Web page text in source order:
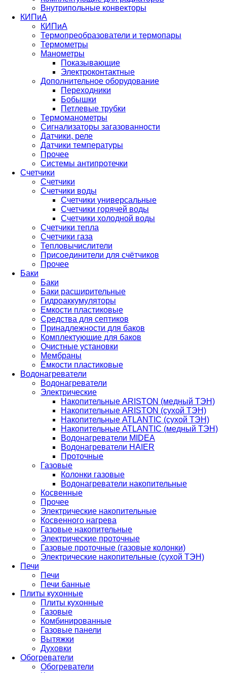
Внутрипольные конвекторы
КИПиА
КИПиА
Термопреобразователи и термопары
Термометры
Манометры
Показывающие
Электроконтактные
Дополнительное оборудование
Переходники
Бобышки
Петлевые трубки
Термоманометры
Сигнализаторы загазованности
Датчики, реле
Датчики температуры
Прочее
Системы антипротечки
Счетчики
Счетчики
Счетчики воды
Счетчики универсальные
Счетчики горячей воды
Счетчики холодной воды
Счетчики тепла
Счетчики газа
Тепловычислители
Присоединители для счётчиков
Прочее
Баки
Баки
Баки расширительные
Гидроаккумуляторы
Емкости пластиковые
Средства для септиков
Принадлежности для баков
Комплектующие для баков
Очистные установки
Мембраны
Ёмкости пластиковые
Водонагреватели
Водонагреватели
Электрические
Накопительные ARISTON (медный ТЭН)
Накопительные ARISTON (сухой ТЭН)
Накопительные ATLANTIC (сухой ТЭН)
Накопительные ATLANTIC (медный ТЭН)
Водонагреватели MIDEA
Водонагреватели HAIER
Проточные
Газовые
Колонки газовые
Водонагреватели накопительные
Косвенные
Прочее
Электрические накопительные
Косвенного нагрева
Газовые накопительные
Электрические проточные
Газовые проточные (газовые колонки)
Электрические накопительные (сухой ТЭН)
Печи
Печи
Печи банные
Плиты кухонные
Плиты кухонные
Газовые
Комбинированные
Газовые панели
Вытяжки
Духовки
Обогреватели
Обогреватели